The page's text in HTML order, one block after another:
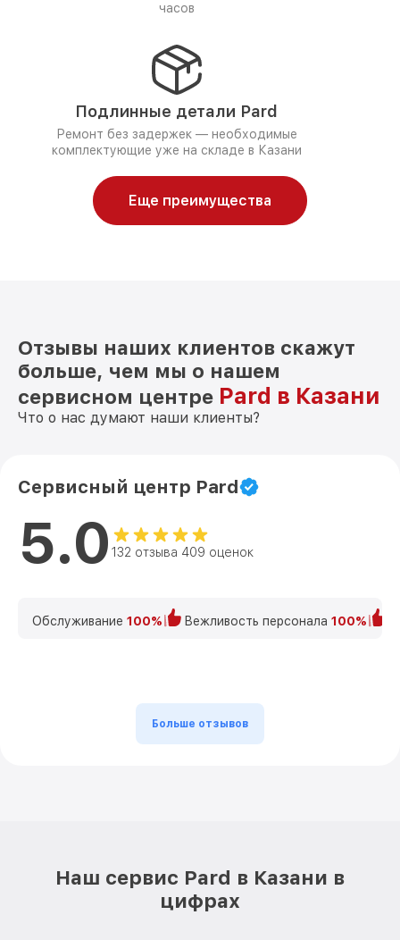
часов
Подлинные детали Pard
Ремонт без задержек — необходимые
комплектующие уже на складе в Казани
Еще преимущества
Отзывы наших клиентов скажут
больше, чем мы о нашем
сервисном центре Pard в Казани
Что о нас думают наши клиенты?
Сервисный центр Pard
5.0 132 отзыва 409 оценок
Обслуживание 100% Вежливость персонала 100%
Больше отзывов
Наш сервис Pard в Казани в
цифрах